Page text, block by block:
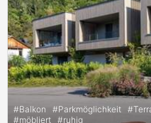
#Balkon #Parkmöglichkeit #
#möbliert #ruhig